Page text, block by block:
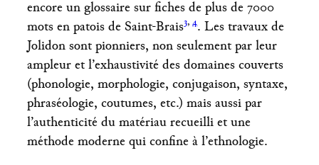
encore un glossaire sur fiches de plus de 7000
mots en patois de Saint-Brais3, 4. Les travaux de
Jolidon sont pionniers, non seulement par leur
ampleur et l’exhaustivité des domaines couverts
(phonologie, morphologie, conjugaison, syntaxe,
phraséologie, coutumes, etc.) mais aussi par
l’authenticité du matériau recueilli et une
méthode moderne qui confine à l’ethnologie.